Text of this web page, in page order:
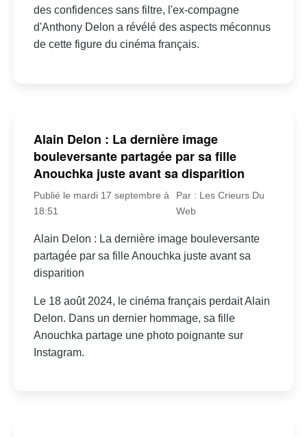
des confidences sans filtre, l'ex-compagne
d'Anthony Delon a révélé des aspects méconnus
de cette figure du cinéma français.
Alain Delon : La dernière image
bouleversante partagée par sa fille
Anouchka juste avant sa disparition
Publié le mardi 17 septembre à
18:51
Par : Les Crieurs Du
Web
Alain Delon : La dernière image bouleversante
partagée par sa fille Anouchka juste avant sa
disparition
Le 18 août 2024, le cinéma français perdait Alain
Delon. Dans un dernier hommage, sa fille
Anouchka partage une photo poignante sur
Instagram.